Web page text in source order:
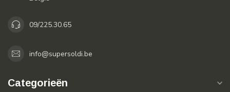
09/225.30.65
info@supersoldi.be
Categorieën